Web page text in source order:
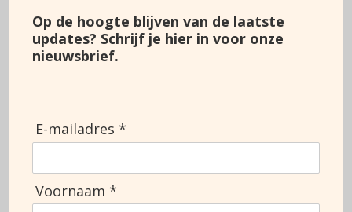
Voornaam (Vereist)
Achternaam (Vereist)
Op de hoogte blijven van de laatste
updates? Schrijf je hier in voor onze
nieuwsbrief.
E-mailadres *
Voornaam *